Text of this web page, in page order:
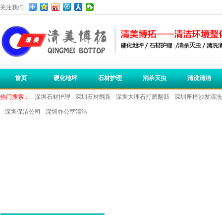
关注我们
首页 硬化地坪 石材护理 消杀灭虫 清洗清洁
热门搜索： 深圳石材护理 深圳石材翻新 深圳大理石打磨翻新 深圳座椅沙发清洗
深圳保洁公司 深圳办公室清洁